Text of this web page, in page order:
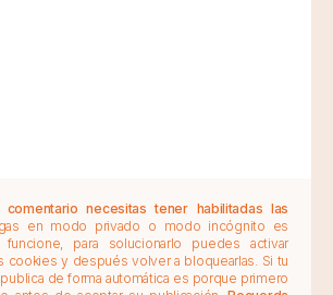
necesitas tener habilitadas las
en modo privado o modo incógnito es
para solucionarlo puedes activar
cookies y después volver a bloquearlas. Si tu
de forma automática es porque primero